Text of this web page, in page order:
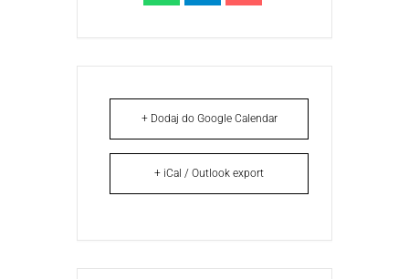
+ Dodaj do Google Calendar
+ iCal / Outlook export